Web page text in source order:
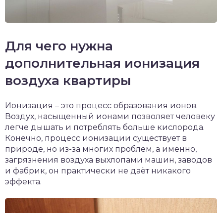
Для чего нужна
дополнительная ионизация
воздуха квартиры
Ионизация – это процесс образования ионов.
Воздух, насыщенный ионами позволяет человеку
легче дышать и потреблять больше кислорода.
Конечно, процесс ионизации существует в
природе, но из-за многих проблем, а именно,
загрязнения воздуха выхлопами машин, заводов
и фабрик, он практически не даёт никакого
эффекта.